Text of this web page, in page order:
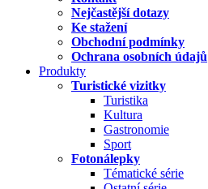
Nejčastější dotazy
Ke stažení
Obchodní podmínky
Ochrana osobních údajů
Produkty
Turistické vizitky
Turistika
Kultura
Gastronomie
Sport
Fotonálepky
Tématické série